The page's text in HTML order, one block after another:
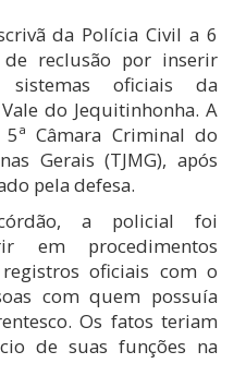
da Polícia Civil a 6
reclusão por inserir
sistemas oficiais da
do Jequitinhonha. A
Câmara Criminal do
Gerais (TJMG), após
pela defesa.
a policial foi
em procedimentos
oficiais com o
com quem possuía
Os fatos teriam
de suas funções na